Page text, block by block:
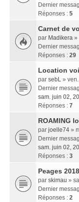
Dernier
Réponses : 5
Carnet de
par Madikera »
Dernier
Réponses : 29
Location
par sebL »
Dernier
sam. juin 02,
Réponses : 7
ROAMING
par joelle74 »
Dernier
sam. juin 02,
Réponses : 3
Peages 2018
par skimau »
Dernier
Réponses : 2